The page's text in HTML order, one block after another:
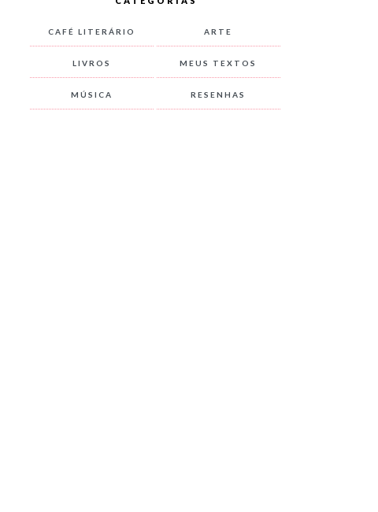
CAFÉ LITERÁRIO ARTE
LIVROS MEUS TEXTOS
MÚSICA RESENHAS